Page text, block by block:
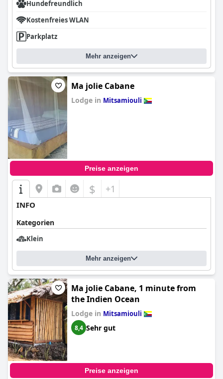
Hundefreundlich
Kostenfreies WLAN
Parkplatz
Mehr anzeigen
Ma jolie Cabane
Lodge in Mitsamiouli
Preise anzeigen
$ +1
INFO
Kategorien
Klein
Mehr anzeigen
Ma jolie Cabane, 1 minute from
the Indien Ocean
Lodge in Mitsamiouli
8,4 Sehr gut
Preise anzeigen